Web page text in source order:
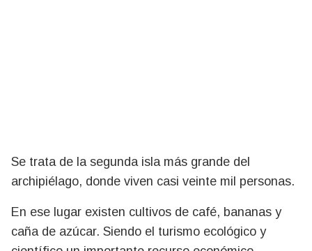
Se trata de la segunda isla más grande del
archipiélago, donde viven casi veinte mil personas.
En ese lugar existen cultivos de café, bananas y
caña de azúcar. Siendo el turismo ecológico y